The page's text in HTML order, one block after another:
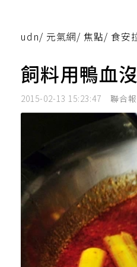
udn/ 元氣網/ 焦點/ 食安
飼料用鴨血
2015-02-13 15:23:47 聯合